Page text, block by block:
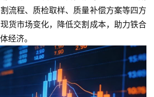
流程、质检取样、质量补偿方案等四方
货市场变化，降低交割成本，助力铁合
经济。